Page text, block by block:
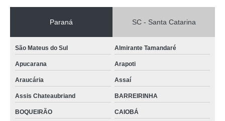
Paraná SC - Santa Catarina
São Mateus do Sul Almirante Tamandaré
Apucarana Arapoti
Araucária Assaí
Assis Chateaubriand BARREIRINHA
BOQUEIRÃO CAIOBÁ